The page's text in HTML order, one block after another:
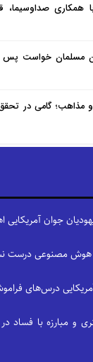
آخریبروید.
به شروع پرواز
یا نهایتاً
کلاس اکونومی و
و خدمات
توجه
استانبول کاهش
بلیت آن نیز
را انتخاب
کم‌تر کنید، به‌جای
همکاری
مسلمان خواست پس
و مذاهب؛ گامی در
جوان
هوش مصنوعی درست
درس‌های
و مبارزه با فساد